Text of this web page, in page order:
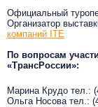
Официальный
Организатор
компаний ITE
По вопросам
«ТрансРоссии»:
Марина Крудо тел.:
Ольга Носова тел.: